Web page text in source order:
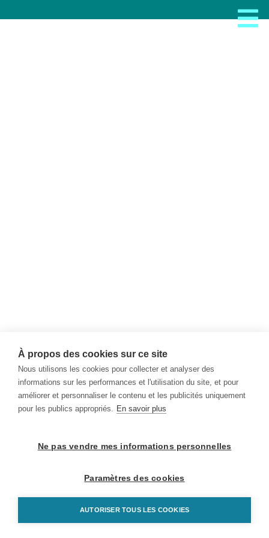
À propos des cookies sur ce site
Nous utilisons les cookies pour collecter et analyser des
informations sur les performances et l'utilisation du site, et pour
améliorer et personnaliser le contenu et les publicités uniquement
pour les publics appropriés. En savoir plus
Ne pas vendre mes informations personnelles
Paramètres des cookies
AUTORISER TOUS LES COOKIES